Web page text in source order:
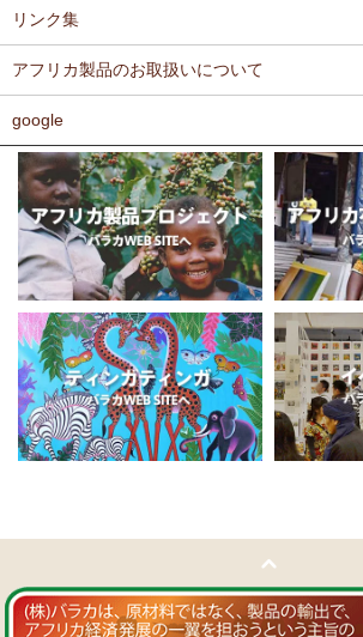
荷！
11/11：ティンガティンガ・アート～Sサイズ
名ごとに2つのカテゴリーでご紹介します
→ 作家名 A―L
11/10：ティンガティンガ・アート【会員様シ
～ワケあり限定品入荷！
11/5：ティンガティンガ・アート～Lサイズの
名ごとに2つのカテゴリーでご紹介します
→ 作家名 A―L
→ 作家名 M―Z
11/5：ティンガティンガ・アート～チャリン
入荷！
私たちバラカは、チャリンダが遺してくださ
らも大切に紹介してまいります。
11/4：ティンガティンガ・アート～マサイの
ューナッツ＜素焼き＞ 賞味期限切れ大特価！
おこうと思っています。
ダンで北欧テイストを思わせるようなものもあっ
するたびに嬉しく眺め入っております。
この布では何を作ろうか、どう飾ろうか・・・な
布の手触りもよく、縫いやすいので、大変気に
ホームページには目の詰まった綿素材のものを
したが、薄手のものや、ちょっと変わった素材
す。常にたくさんの種類のあるカンガやキテン
どんどん増えることを期待しております。
Ｔさまより ソープストーン絵皿へのご
アフリカン調の雑貨を並べて、玄関でキーを入
として使っています。
重さがあり安定感があるので使いやすいと思いま
以前にもカンガを購入したのですが、気に入っ
カンガスタイル、アフリカンファッションを広め
リンク集
アフリカ製品のお取扱いについて
google